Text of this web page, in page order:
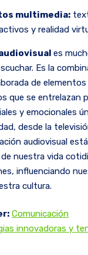
multimedia:
y realidad
es
Es la
de elementos
que se entrelazan
y emocionales
desde la
audiovisual
nuestra vida
influenciando
cultura.
Comunicación
innovadoras y